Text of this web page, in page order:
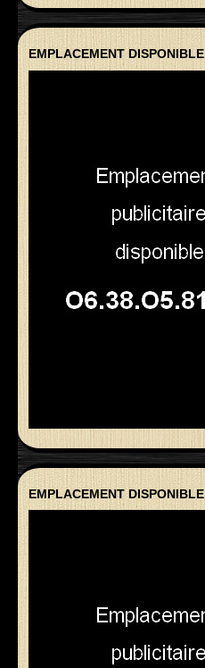
EMPLACEMENT DISPONIBLE
EMPLACEMENT DISPONIBLE